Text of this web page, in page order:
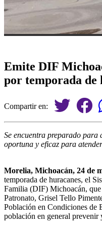
Emite DIF
por temporada de
Compartir en:
Se encuentra preparado para
oportuna y eficaz para
Morelia, Michoacán, 24 de
temporada de huracanes, el
Familia (DIF) Michoacán, que
Patronato, Grisel Tello
Población en Condiciones de
población en general prevenir